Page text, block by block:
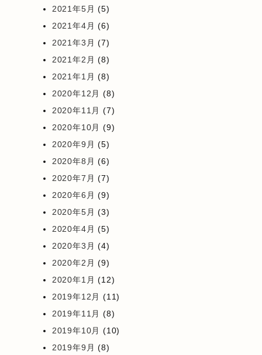
2021年5月 (5)
2021年4月 (6)
2021年3月 (7)
2021年2月 (8)
2021年1月 (8)
2020年12月 (8)
2020年11月 (7)
2020年10月 (9)
2020年9月 (5)
2020年8月 (6)
2020年7月 (7)
2020年6月 (9)
2020年5月 (3)
2020年4月 (5)
2020年3月 (4)
2020年2月 (9)
2020年1月 (12)
2019年12月 (11)
2019年11月 (8)
2019年10月 (10)
2019年9月 (8)